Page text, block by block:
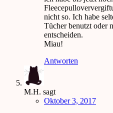
nicht so. Ich habe
Tücher benutzt oder
entscheiden.
Miau!
Antworten
M.H. sagt
Oktober 3, 2017